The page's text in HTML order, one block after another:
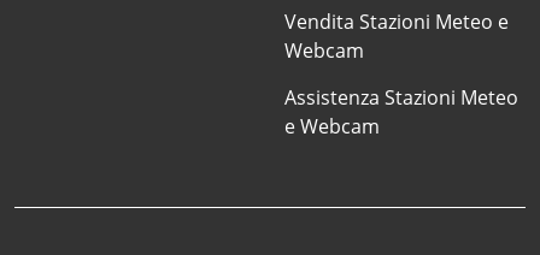
Vendita Stazioni Meteo e
Webcam
Assistenza Stazioni Meteo
e Webcam